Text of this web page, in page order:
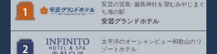
安芸の宮島･厳島神社を望むみやじまぐ
ち海の駅
安芸グランドホテル
太平洋のオーシャンビュー和歌山のリ
ゾートホテル